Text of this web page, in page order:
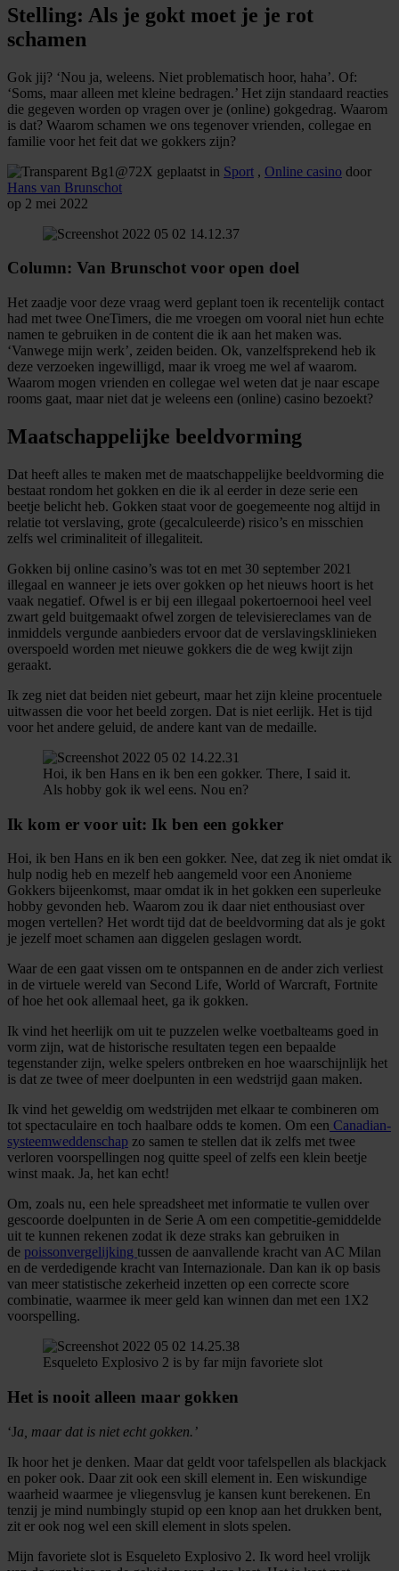
Stelling: Als je gokt moet je je rot
schamen
Gok jij? ‘Nou ja, weleens. Niet problematisch hoor, haha’. Of:
‘Soms, maar alleen met kleine bedragen.’ Het zijn standaard reacties
die gegeven worden op vragen over je (online) gokgedrag. Waarom
is dat? Waarom schamen we ons tegenover vrienden, collegae en
familie voor het feit dat we gokkers zijn?
geplaatst in Sport , Online casino door
Hans van Brunschot
op 2 mei 2022
Column: Van Brunschot voor open doel
Het zaadje voor deze vraag werd geplant toen ik recentelijk contact
had met twee OneTimers, die me vroegen om vooral niet hun echte
namen te gebruiken in de content die ik aan het maken was.
‘Vanwege mijn werk’, zeiden beiden. Ok, vanzelfsprekend heb ik
deze verzoeken ingewilligd, maar ik vroeg me wel af waarom.
Waarom mogen vrienden en collegae wel weten dat je naar escape
rooms gaat, maar niet dat je weleens een (online) casino bezoekt?
Maatschappelijke beeldvorming
Dat heeft alles te maken met de maatschappelijke beeldvorming die
bestaat rondom het gokken en die ik al eerder in deze serie een
beetje belicht heb. Gokken staat voor de goegemeente nog altijd in
relatie tot verslaving, grote (gecalculeerde) risico’s en misschien
zelfs wel criminaliteit of illegaliteit.
Gokken bij online casino’s was tot en met 30 september 2021
illegaal en wanneer je iets over gokken op het nieuws hoort is het
vaak negatief. Ofwel is er bij een illegaal pokertoernooi heel veel
zwart geld buitgemaakt ofwel zorgen de televisiereclames van de
inmiddels vergunde aanbieders ervoor dat de verslavingsklinieken
overspoeld worden met nieuwe gokkers die de weg kwijt zijn
geraakt.
Ik zeg niet dat beiden niet gebeurt, maar het zijn kleine procentuele
uitwassen die voor het beeld zorgen. Dat is niet eerlijk. Het is tijd
voor het andere geluid, de andere kant van de medaille.
Hoi, ik ben Hans en ik ben een gokker. There, I said it.
Als hobby gok ik wel eens. Nou en?
Ik kom er voor uit: Ik ben een gokker
Hoi, ik ben Hans en ik ben een gokker. Nee, dat zeg ik niet omdat ik
hulp nodig heb en mezelf heb aangemeld voor een Anonieme
Gokkers bijeenkomst, maar omdat ik in het gokken een superleuke
hobby gevonden heb. Waarom zou ik daar niet enthousiast over
mogen vertellen? Het wordt tijd dat de beeldvorming dat als je gokt
je jezelf moet schamen aan diggelen geslagen wordt.
Waar de een gaat vissen om te ontspannen en de ander zich verliest
in de virtuele wereld van Second Life, World of Warcraft, Fortnite
of hoe het ook allemaal heet, ga ik gokken.
Ik vind het heerlijk om uit te puzzelen welke voetbalteams goed in
vorm zijn, wat de historische resultaten tegen een bepaalde
tegenstander zijn, welke spelers ontbreken en hoe waarschijnlijk het
is dat ze twee of meer doelpunten in een wedstrijd gaan maken.
Ik vind het geweldig om wedstrijden met elkaar te combineren om
tot spectaculaire en toch haalbare odds te komen. Om een Canadian-
systeemweddenschap zo samen te stellen dat ik zelfs met twee
verloren voorspellingen nog quitte speel of zelfs een klein beetje
winst maak. Ja, het kan echt!
Om, zoals nu, een hele spreadsheet met informatie te vullen over
gescoorde doelpunten in de Serie A om een competitie-gemiddelde
uit te kunnen rekenen zodat ik deze straks kan gebruiken in
de poissonvergelijking tussen de aanvallende kracht van AC Milan
en de verdedigende kracht van Internazionale. Dan kan ik op basis
van meer statistische zekerheid inzetten op een correcte score
combinatie, waarmee ik meer geld kan winnen dan met een 1X2
voorspelling.
Esqueleto Explosivo 2 is by far mijn favoriete slot
Het is nooit alleen maar gokken
‘Ja, maar dat is niet echt gokken.’
Ik hoor het je denken. Maar dat geldt voor tafelspellen als blackjack
en poker ook. Daar zit ook een skill element in. Een wiskundige
waarheid waarmee je vliegensvlug je kansen kunt berekenen. En
tenzij je mind numbingly stupid op een knop aan het drukken bent,
zit er ook nog wel een skill element in slots spelen.
Mijn favoriete slot is Esqueleto Explosivo 2. Ik word heel vrolijk